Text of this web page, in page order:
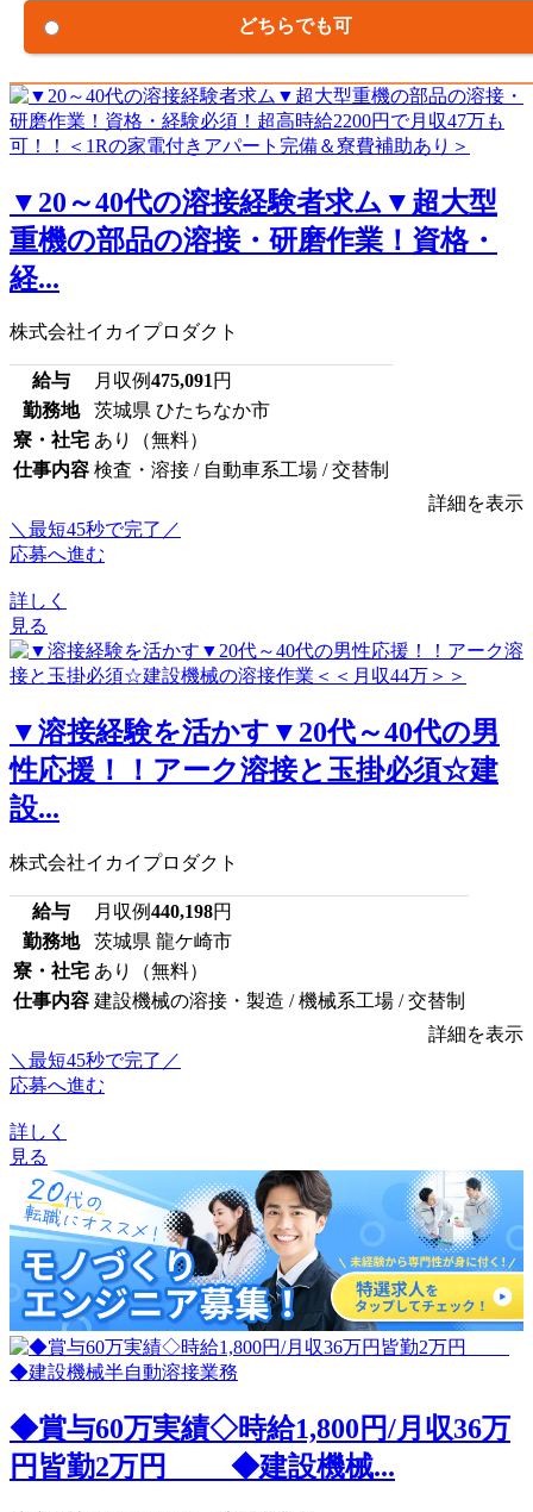
どちらでも可
▼20～40代の溶接経験者求ム▼超大型
重機の部品の溶接・研磨作業！資格・
経...
株式会社イカイプロダクト
給与 月収例475,091円
勤務地
茨城県 ひたちなか市
寮・社宅 あり（無料）
仕事内容 検査・溶接 / 自動車系工場 / 交替制
詳細を表示
＼最短45秒で完了／
応募へ進む
詳しく
見る
▼溶接経験を活かす▼20代～40代の男
性応援！！アーク溶接と玉掛必須☆建
設...
株式会社イカイプロダクト
給与 月収例440,198円
勤務地
茨城県 龍ケ崎市
寮・社宅 あり（無料）
仕事内容 建設機械の溶接・製造 / 機械系工場 / 交替制
詳細を表示
＼最短45秒で完了／
応募へ進む
詳しく
見る
◆賞与60万実績◇時給1,800円/月収36万
円皆勤2万円 ◆建設機械...